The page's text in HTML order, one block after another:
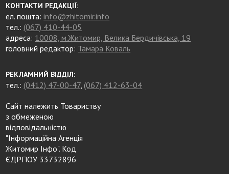
КОНТАКТИ РЕДАКЦІЇ:
ел. пошта:info@zhitomir.info
тел.: (067) 410-44-05
адреса: 10008, м.Житомир, Велика Бердичівська, 19
головний редактор: Тамара Коваль
РЕКЛАМНИЙ ВІДДІЛ:
тел.: (0412) 47-00-47, (067) 412-63-04
Сайт належить Товариству
з обмеженою
відповідальністю
"Інформаційна Агенція
Житомир Інфо". Код
ЄДРПОУ 33732896